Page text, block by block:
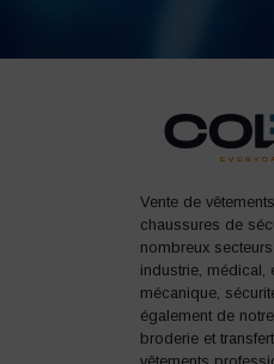
Vente de
chaussures de
nombreux
industrie, médical,
mécanique,
également de
broderie et